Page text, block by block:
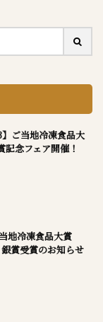
】ご当地冷凍食品大
念フェア開催！
地冷凍食品大賞
賞受賞のお知らせ